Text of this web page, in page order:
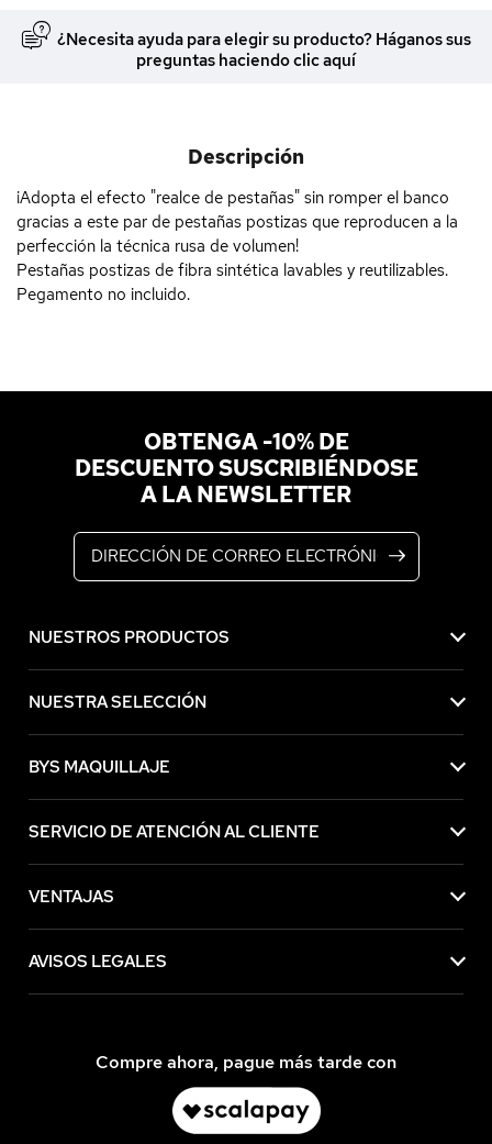
¿Necesita ayuda para elegir su producto? Háganos sus
preguntas haciendo clic aquí
Descripción
¡Adopta el efecto "realce de pestañas" sin romper el banco
gracias a este par de pestañas postizas que reproducen a la
perfección la técnica rusa de volumen!
Pestañas postizas de fibra sintética lavables y reutilizables.
Pegamento no incluido.
OBTENGA -10% DE
DESCUENTO SUSCRIBIÉNDOSE
A LA NEWSLETTER
NUESTROS PRODUCTOS
NUESTRA SELECCIÓN
BYS MAQUILLAJE
SERVICIO DE ATENCIÓN AL CLIENTE
VENTAJAS
AVISOS LEGALES
Compre ahora, pague más tarde con